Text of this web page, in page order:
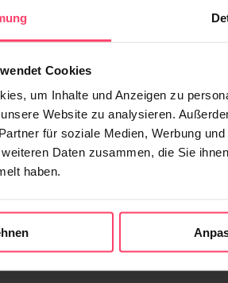
Cookies
um Inhalte und Anzeigen zu
Website zu analysieren.
für soziale Medien, Werbung
Daten zusammen, die Sie
haben.